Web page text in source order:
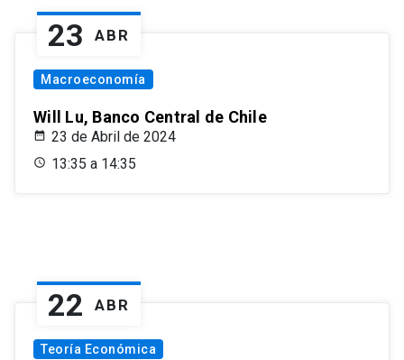
23 ABR
Macroeconomía
Will Lu, Banco Central de Chile
23 de Abril de 2024
13:35 a 14:35
22 ABR
Teoría Económica